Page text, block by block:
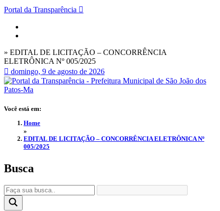
Portal da Transparência
» EDITAL DE LICITAÇÃO – CONCORRÊNCIA
ELETRÔNICA Nº 005/2025
domingo, 9 de agosto de 2026
Você está em:
Home
»
EDITAL DE LICITAÇÃO – CONCORRÊNCIA ELETRÔNICA Nº
005/2025
Busca